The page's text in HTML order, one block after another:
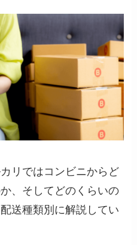
リではコンビニからど
、そしてどのくらいの
送種類別に解説してい